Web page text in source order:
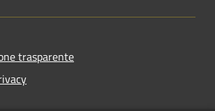
trasparente